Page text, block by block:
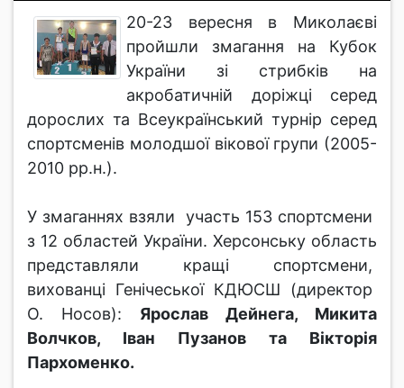
20-23 вересня в Миколаєві
пройшли змагання на Кубок
України зі стрибків на
акробатичній доріжці серед
дорослих та Всеукраїнський турнір серед
спортсменів молодшої вікової групи (2005-
2010 рр.н.).
У змаганнях взяли участь 153 спортсмени
з 12 областей України. Херсонську область
представляли кращі спортсмени,
вихованці Генічеської КДЮСШ (директор
О. Носов): Ярослав Дейнега, Микита
Волчков, Іван Пузанов та Вікторія
Пархоменко.